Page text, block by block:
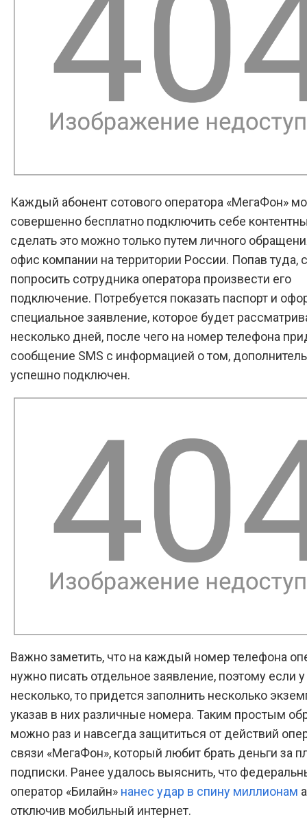
Каждый абонент сотового оператора «МегаФон»
совершенно бесплатно подключить себе
сделать это можно только путем личного
офис компании на территории России. Попав туда,
попросить сотрудника оператора произвести его
подключение. Потребуется показать паспорт и
специальное заявление, которое будет
несколько дней, после чего на номер телефона
сообщение SMS с информацией о том,
успешно подключен.
Важно заметить, что на каждый номер телефона
нужно писать отдельное заявление, поэтому если у
несколько, то придется заполнить несколько
указав в них различные номера. Таким простым
можно раз и навсегда защититься от действий
связи «МегаФон», который любит брать деньги за
подписки. Ранее удалось выяснить, что
оператор «Билайн» нанес удар в спину миллионам
отключив мобильный интернет.